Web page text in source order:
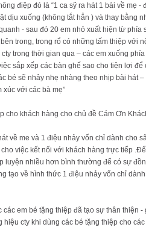
điệp đó là “1 ca sỹ ra hát 1 bài về mẹ -
dịu xuống (không tắt hẳn ) và thay bằng
- sau đó 20 em nhỏ xuất hiện từ phía
trong, trong rổ có những tấm thiệp với
trong thời gian qua – các em xuống
sắp xếp các bàn ghế sao cho tiện lợi để
bé sẽ nhảy nhẹ nhàng theo nhịp bài hát –
xúc với các bà mẹ”
cho khách hàng cho chủ đề Cám Ơn
về me và 1 điệu nhảy vốn chỉ dành cho
việc kết nối với khách hàng trực tiếp
luyện nhiều hơn bình thường để có sự
tạo về hình thức 1 điệu nhảy vốn chỉ
các em bé tặng thiệp đã tạo sự thân thiện -
cty khi dùng các bé tặng thiệp cho